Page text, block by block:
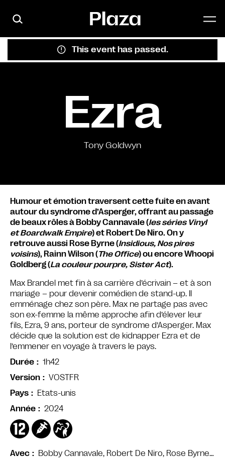
This event has passed.
Ezra
Tony Goldwyn
Avec Bobby Cannavale, Robert De Niro, Rose Byrne…
Humour et émotion traversent cette fuite en avant
autour du syndrome d’Asperger, offrant au passage
de beaux rôles à Bobby Cannavale (les séries Vinyl
et Boardwalk Empire) et Robert De Niro. On y
retrouve aussi Rose Byrne (Insidious, Nos pires
voisins), Rainn Wilson (The Office) ou encore Whoopi
Goldberg (La couleur pourpre, Sister Act).
Max Brandel met fin à sa carrière d’écrivain – et à son
mariage – pour devenir comédien de stand-up. Il
emménage chez son père. Max ne partage pas avec
son ex-femme la même approche afin d’élever leur
fils, Ezra, 9 ans, porteur de syndrome d’Asperger. Max
décide que la solution est de kidnapper Ezra et de
l’emmener en voyage à travers le pays.
Durée
1h42
Version
VOSTFR
Pays
Etats-unis
Année
2024